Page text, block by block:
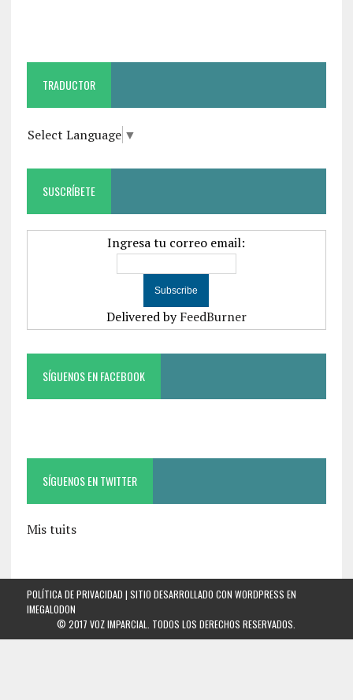
TRADUCTOR
Select Language ▼
SUSCRÍBETE
Ingresa tu correo email:
Delivered byFeedBurner
SÍGUENOS EN FACEBOOK
SÍGUENOS EN TWITTER
Mis tuits
POLÍTICA DE PRIVACIDAD | SITIO DESARROLLADO CON WORDPRESS EN
IMEGALODON
© 2017 VOZ IMPARCIAL. TODOS LOS DERECHOS RESERVADOS.